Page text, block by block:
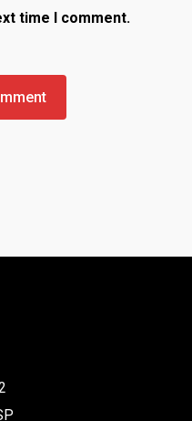
time I comment.